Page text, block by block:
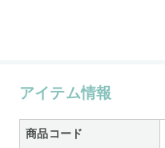
アイテム情報
商品コード